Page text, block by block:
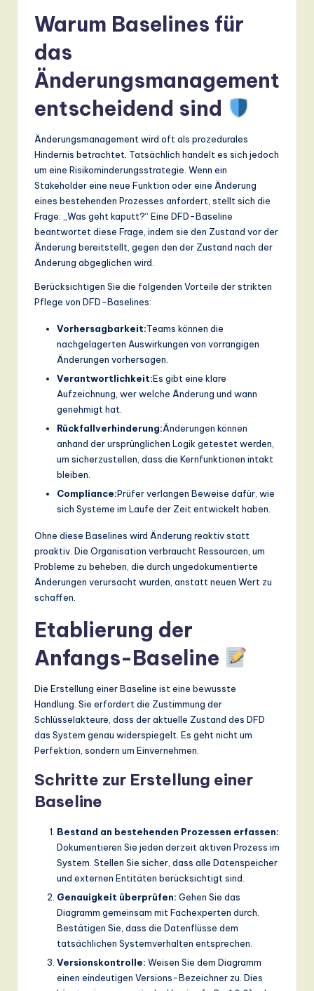
ti
Warum Baselines für
das
Änderungsmanagement
entscheidend sind
Änderungsmanagement wird oft als prozedurales
Hindernis betrachtet. Tatsächlich handelt es sich jedoch
um eine Risikominderungsstrategie. Wenn ein
Stakeholder eine neue Funktion oder eine Änderung
eines bestehenden Prozesses anfordert, stellt sich die
Frage: „Was geht kaputt?“ Eine DFD-Baseline
beantwortet diese Frage, indem sie den Zustand vor der
Änderung bereitstellt, gegen den der Zustand nach der
Änderung abgeglichen wird.
Berücksichtigen Sie die folgenden Vorteile der strikten
Pflege von DFD-Baselines:
Vorhersagbarkeit:Teams können die
nachgelagerten Auswirkungen von vorrangigen
Änderungen vorhersagen.
Verantwortlichkeit:Es gibt eine klare
Aufzeichnung, wer welche Änderung und wann
genehmigt hat.
Rückfallverhinderung:Änderungen können
anhand der ursprünglichen Logik getestet werden,
um sicherzustellen, dass die Kernfunktionen intakt
bleiben.
Compliance:Prüfer verlangen Beweise dafür, wie
sich Systeme im Laufe der Zeit entwickelt haben.
Ohne diese Baselines wird Änderung reaktiv statt
proaktiv. Die Organisation verbraucht Ressourcen, um
Probleme zu beheben, die durch ungedokumentierte
Änderungen verursacht wurden, anstatt neuen Wert zu
schaffen.
Etablierung der
Anfangs-Baseline
Die Erstellung einer Baseline ist eine bewusste
Handlung. Sie erfordert die Zustimmung der
Schlüsselakteure, dass der aktuelle Zustand des DFD
das System genau widerspiegelt. Es geht nicht um
Perfektion, sondern um Einvernehmen.
Schritte zur Erstellung einer
Baseline
Bestand an bestehenden Prozessen erfassen:
Dokumentieren Sie jeden derzeit aktiven Prozess im
System. Stellen Sie sicher, dass alle Datenspeicher
und externen Entitäten berücksichtigt sind.
Genauigkeit überprüfen: Gehen Sie das
Diagramm gemeinsam mit Fachexperten durch.
Bestätigen Sie, dass die Datenflüsse dem
tatsächlichen Systemverhalten entsprechen.
Versionskontrolle: Weisen Sie dem Diagramm
einen eindeutigen Versions-Bezeichner zu. Dies